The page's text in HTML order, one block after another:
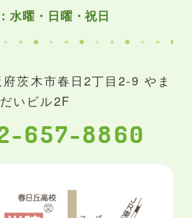
水曜・日曜・祝日
茨木市春日2丁目2-9 やま
だいビル2F